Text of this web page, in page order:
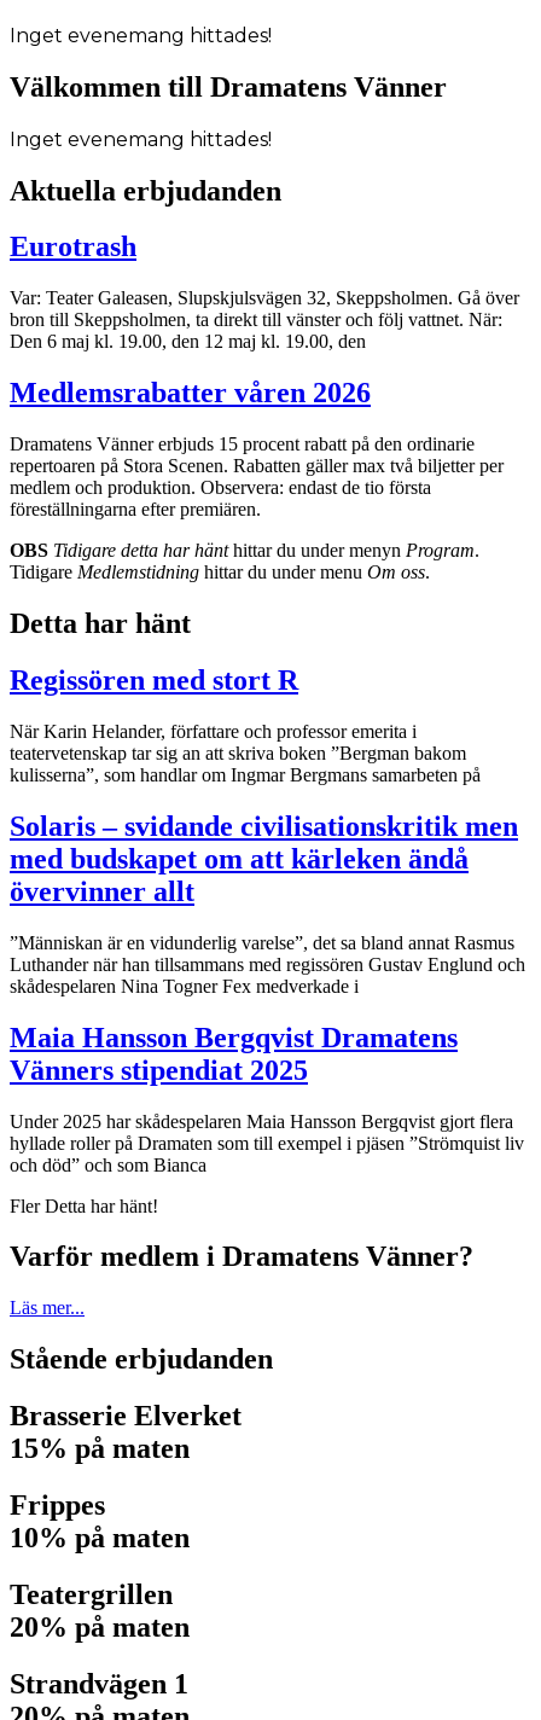
Inget evenemang hittades!
Välkommen till Dramatens Vänner
Inget evenemang hittades!
Aktuella erbjudanden
Eurotrash
Var: Teater Galeasen, Slupskjulsvägen 32, Skeppsholmen. Gå över
bron till Skeppsholmen, ta direkt till vänster och följ vattnet. När:
Den 6 maj kl. 19.00, den 12 maj kl. 19.00, den
Medlemsrabatter våren 2026
Dramatens Vänner erbjuds 15 procent rabatt på den ordinarie
repertoaren på Stora Scenen. Rabatten gäller max två biljetter per
medlem och produktion. Observera: endast de tio första
föreställningarna efter premiären.
OBS Tidigare detta har hänthittar du under menyn Program.
Tidigare Medlemstidning hittar du under menu Om oss.
Detta har hänt
Regissören med stort R
När Karin Helander, författare och professor emerita i
teatervetenskap tar sig an att skriva boken ”Bergman bakom
kulisserna”, som handlar om Ingmar Bergmans samarbeten på
Solaris – svidande civilisationskritik men
med budskapet om att kärleken ändå
övervinner allt
”Människan är en vidunderlig varelse”, det sa bland annat Rasmus
Luthander när han tillsammans med regissören Gustav Englund och
skådespelaren Nina Togner Fex medverkade i
Maia Hansson Bergqvist Dramatens
Vänners stipendiat 2025
Under 2025 har skådespelaren Maia Hansson Bergqvist gjort flera
hyllade roller på Dramaten som till exempel i pjäsen ”Strömquist liv
och död” och som Bianca
Fler Detta har hänt!
Varför medlem i Dramatens Vänner?
Läs mer...
Stående erbjudanden
Brasserie Elverket
15% på maten
Frippes
10% på maten
Teatergrillen
20% på maten
Strandvägen 1